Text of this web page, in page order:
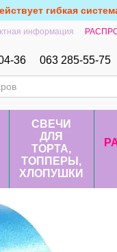
гибкая
информация
36 063 285-55-75
СВЕЧИ
ДЛЯ
ТОРТА,
ТОППЕРЫ,
ХЛОПУШКИ